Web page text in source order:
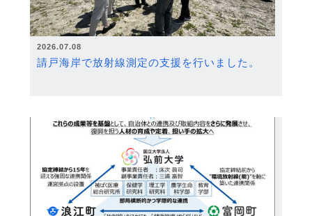
2026.07.08
請戸海岸で放射線測定の支援を行いました。